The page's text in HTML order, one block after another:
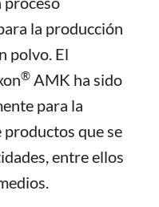
la producción
polvo. El
® AMK ha sido
para la
que se
entre ellos